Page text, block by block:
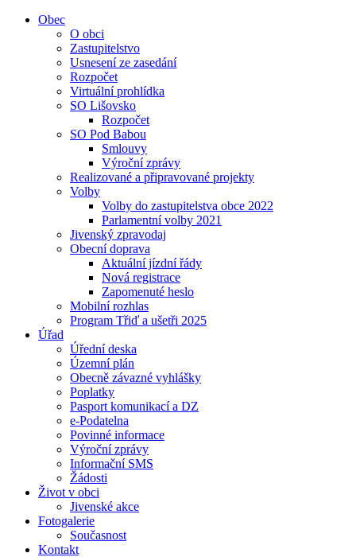
Obec
O obci
Zastupitelstvo
Usnesení ze zasedání
Rozpočet
Virtuální prohlídka
SO Lišovsko
Rozpočet
SO Pod Babou
Smlouvy
Výroční zprávy
Realizované a připravované projekty
Volby
Volby do zastupitelstva obce 2022
Parlamentní volby 2021
Jivenský zpravodaj
Obecní doprava
Aktuální jízdní řády
Nová registrace
Zapomenuté heslo
Mobilní rozhlas
Program Třiď a ušetři 2025
Úřad
Úřední deska
Územní plán
Obecně závazné vyhlášky
Poplatky
Pasport komunikací a DZ
e-Podatelna
Povinné informace
Výroční zprávy
Informační SMS
Žádosti
Život v obci
Jivenské akce
Fotogalerie
Současnost
Kontakt